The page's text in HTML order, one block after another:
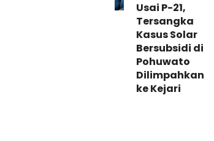
Usai P-21,
Tersangka
Kasus Solar
Bersubsidi di
Pohuwato
Dilimpahkan
ke Kejari